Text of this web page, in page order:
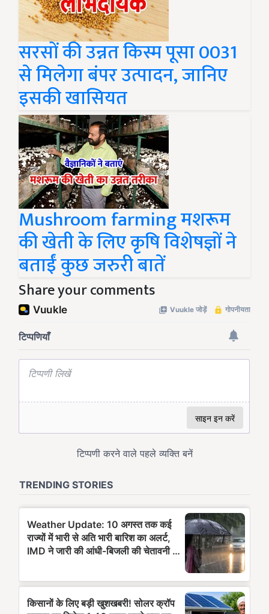
सरसों की उन्नत किस्म पूसा 0031
से मिलेगा बंपर उत्पादन, जानिए
इसकी खासियत
Mushroom farming मशरूम
की खेती के लिए कृषि विशेषज्ञों ने
बताईं कुछ जरुरी बातें
Share your comments